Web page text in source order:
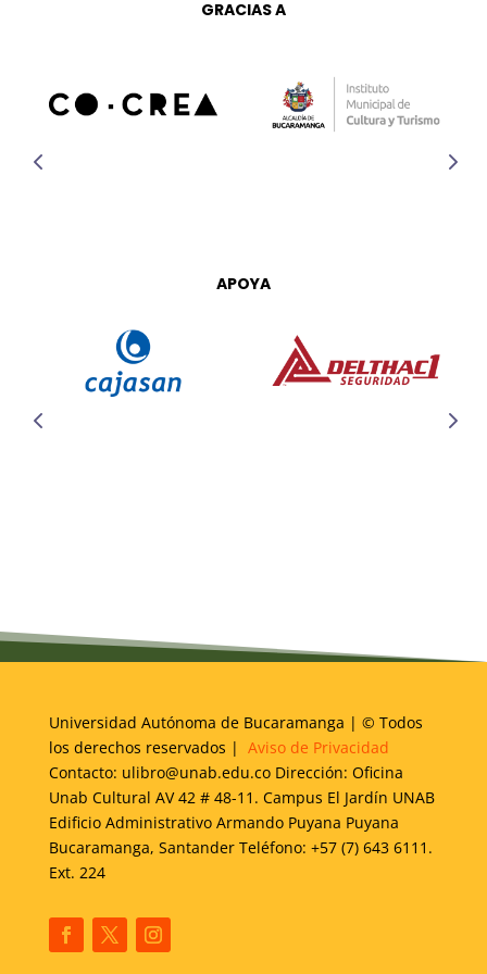
GRACIAS A
APOYA
Universidad Autónoma de Bucaramanga | © Todos
los derechos reservados | Aviso de Privacidad
Contacto: ulibro@unab.edu.co Dirección: Oficina
Unab Cultural AV 42 # 48-11. Campus El Jardín UNAB
Edificio Administrativo Armando Puyana Puyana
Bucaramanga, Santander Teléfono: +57 (7) 643 6111.
Ext. 224